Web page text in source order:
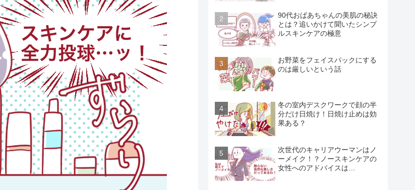
90代おばあちゃんの美肌の秘訣
とは？追いかけて聞いたシンプ
ルスキンケアの極意
お野菜をフェイスパックにする
のは厳しいという話
冬の室内デスクワークで顔の半
分だけ日焼け！日焼け止めは効
果ある？
次世代のキャリアウーマンはノ
ーメイク！？ノースキンケアの
女性へのアドバイスは…